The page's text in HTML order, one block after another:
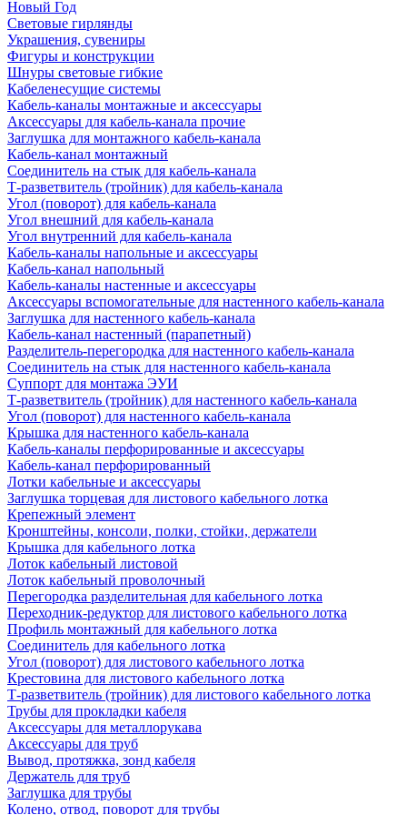
Новый Год
Световые гирлянды
Украшения, сувениры
Фигуры и конструкции
Шнуры световые гибкие
Кабеленесущие системы
Кабель-каналы монтажные и аксессуары
Аксессуары для кабель-канала прочие
Заглушка для монтажного кабель-канала
Кабель-канал монтажный
Соединитель на стык для кабель-канала
Т-разветвитель (тройник) для кабель-канала
Угол (поворот) для кабель-канала
Угол внешний для кабель-канала
Угол внутренний для кабель-канала
Кабель-каналы напольные и аксессуары
Кабель-канал напольный
Кабель-каналы настенные и аксессуары
Аксессуары вспомогательные для настенного кабель-канала
Заглушка для настенного кабель-канала
Кабель-канал настенный (парапетный)
Разделитель-перегородка для настенного кабель-канала
Соединитель на стык для настенного кабель-канала
Суппорт для монтажа ЭУИ
Т-разветвитель (тройник) для настенного кабель-канала
Угол (поворот) для настенного кабель-канала
Крышка для настенного кабель-канала
Кабель-каналы перфорированные и аксессуары
Кабель-канал перфорированный
Лотки кабельные и аксессуары
Заглушка торцевая для листового кабельного лотка
Крепежный элемент
Кронштейны, консоли, полки, стойки, держатели
Крышка для кабельного лотка
Лоток кабельный листовой
Лоток кабельный проволочный
Перегородка разделительная для кабельного лотка
Переходник-редуктор для листового кабельного лотка
Профиль монтажный для кабельного лотка
Соединитель для кабельного лотка
Угол (поворот) для листового кабельного лотка
Крестовина для листового кабельного лотка
Т-разветвитель (тройник) для листового кабельного лотка
Трубы для прокладки кабеля
Аксессуары для металлорукава
Аксессуары для труб
Вывод, протяжка, зонд кабеля
Держатель для труб
Заглушка для трубы
Колено, отвод, поворот для трубы